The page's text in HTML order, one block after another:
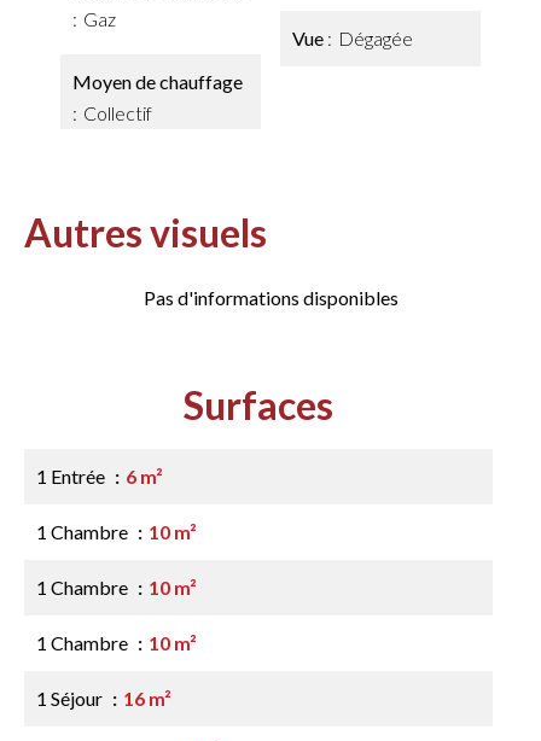
Gaz
Moyen de chauffage
Collectif
Vue Dégagée
Autres visuels
Pas d'informations disponibles
Surfaces
1 Entrée 6 m²
1 Chambre 10 m²
1 Chambre 10 m²
1 Chambre 10 m²
1 Séjour 16 m²